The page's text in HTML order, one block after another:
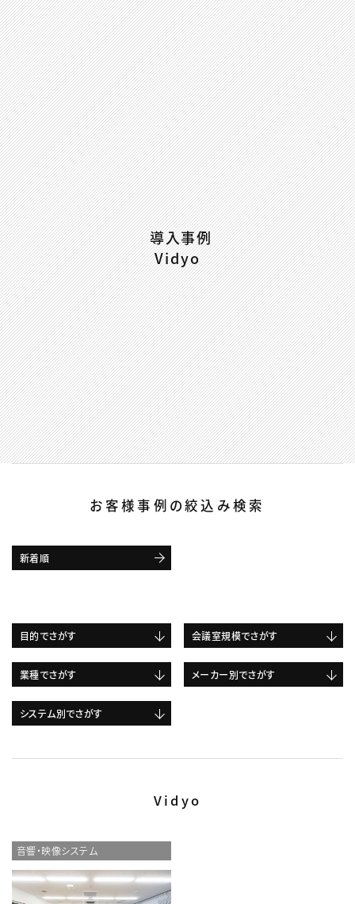
導入事例
Vidyo
お客様事例の絞込み検索
新着順
目的でさがす 会議室規模でさがす
業種でさがす メーカー別でさがす
システム別でさがす
Vidyo
音響・映像システム